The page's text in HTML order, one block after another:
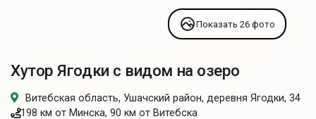
Показать 26 фото
Хутор Ягодки с видом на озеро
Витебская область, Ушачский район, деревня Ягодки, 34
198 км от Минска, 90 км от Витебска